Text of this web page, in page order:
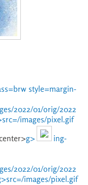
style=margin-
2022/01/orig/2022
src=/images/pixel.gif
g>
ing-
2022/01/orig/2022
src=/images/pixel.gif